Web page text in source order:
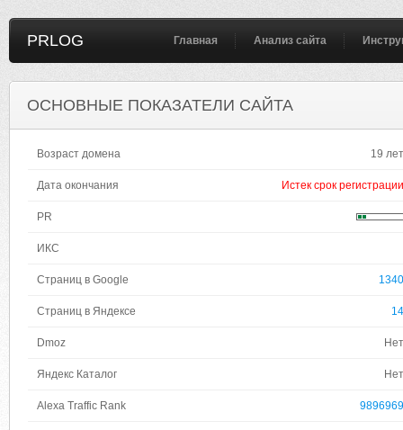
PRLOG Главная Анализ сайта
ОСНОВНЫЕ ПОКАЗАТЕЛИ САЙТА
Возраст домена 19 лет
Дата окончания Истек срок регистрации
PR
ИКС
Страниц в Google 1340
Страниц в Яндексе 14
Dmoz Нет
Яндекс Каталог Нет
Alexa Traffic Rank 9896969